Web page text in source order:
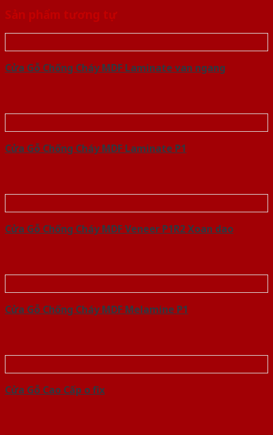
Sản phẩm tương tự
Cửa Gỗ Chống Cháy MDF Laminate van ngang
Cửa Gỗ Chống Cháy MDF Laminate P1
Cửa Gỗ Chống Cháy MDF Veneer P1R2 Xoan dao
Cửa Gỗ Chống Cháy MDF Melamine P1
Cửa Gỗ Cao Cấp o fix